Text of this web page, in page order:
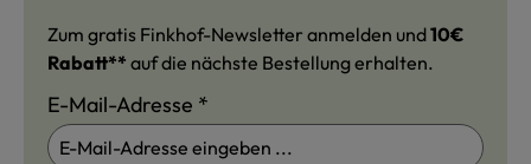
Zum gratis Finkhof-Newsletter anmelden und10€
Rabatt** auf die nächste Bestellung erhalten.
E-Mail-Adresse *